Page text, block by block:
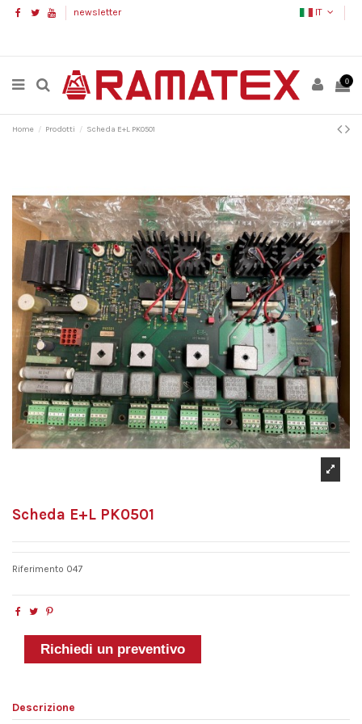
newsletter IT
0
Home Prodotti Scheda E+L PK0501
Scheda E+L PK0501
Riferimento 047
Richiedi un preventivo
Descrizione